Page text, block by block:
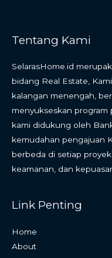
Tentang Kami
SelarasHome.id
bidang Real Estate,
kalangan menengah,
menyukseskan program
kami didukung oleh
kemudahan pengajuan
berbeda di setiap
keamanan, dan
Link Penting
Home
About